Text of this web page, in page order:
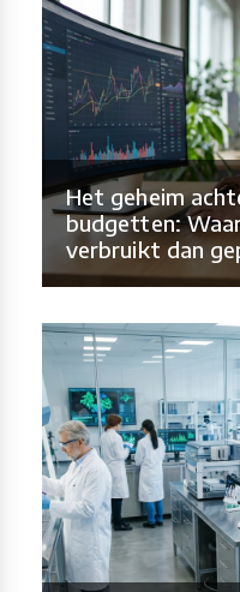
Het geheim
budgetten:
verbruikt dan